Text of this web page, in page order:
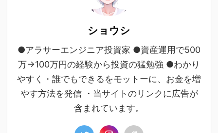
ショウシ
●アラサーエンジニア投資家 ●資産運用で500
万→100万円の経験から投資の猛勉強 ●わかり
やすく・誰でもできるをモットーに、お金を増
やす方法を発信 ・当サイトのリンクに広告が
含まれています。